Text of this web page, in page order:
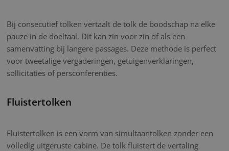
Bij consecutief tolken vertaalt de tolk de boodschap na elke
pauze in de doeltaal. Dit kan zin voor zin of als een
samenvatting bij langere passages. Deze methode is perfect
voor tweetalige vergaderingen, getuigenverklaringen,
sollicitaties of persconferenties.
Fluistertolken
Fluistertolken is een vorm van simultaantolken zonder een
volledig uitgeruste cabine. De tolk fluistert de vertaling